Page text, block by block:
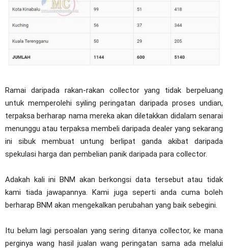
Ramai daripada rakan-rakan collector yang tidak berpeluang
untuk memperolehi syiling peringatan daripada proses undian,
terpaksa berharap nama mereka akan diletakkan didalam senarai
menunggu atau terpaksa membeli daripada dealer yang sekarang
ini sibuk membuat untung berlipat ganda akibat daripada
spekulasi harga dan pembelian panik daripada para collector.
Adakah kali ini BNM akan berkongsi data tersebut atau tidak
kami tiada jawapannya. Kami juga seperti anda cuma boleh
berharap BNM akan mengekalkan perubahan yang baik sebegini.
Itu belum lagi persoalan yang sering ditanya collector, ke mana
perginya wang hasil jualan wang peringatan sama ada melalui